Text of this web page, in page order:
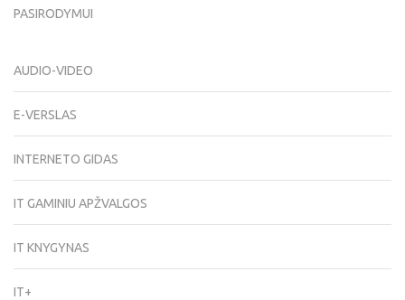
PASIRODYMUI
AUDIO-VIDEO
E-VERSLAS
INTERNETO GIDAS
IT GAMINIU APŽVALGOS
IT KNYGYNAS
IT+